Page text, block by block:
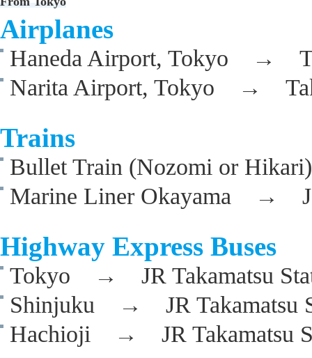
Airplanes
Haneda Airport, Tokyo →
Narita Airport, Tokyo →
Trains
Bullet Train (Nozomi or
Marine Liner Okayama →
Highway Express Buses
Tokyo → JR Takamatsu
Shinjuku → JR Takamatsu
Hachioji → JR Takamatsu